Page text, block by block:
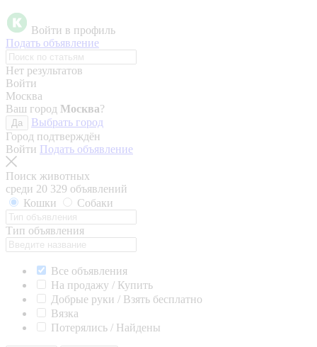
Войти в профиль
Подать объявление
Нет результатов
Войти
Москва
Ваш город Москва?
Да
Выбрать город
Город подтверждён
Войти Подать объявление
Поиск животных
среди 20 329 объявлений
Кошки
Собаки
Тип объявления
Все объявления
На продажу / Купить
Добрые руки / Взять бесплатно
Вязка
Потерялись / Найдены